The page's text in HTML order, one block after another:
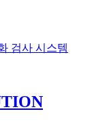
검사 시스템